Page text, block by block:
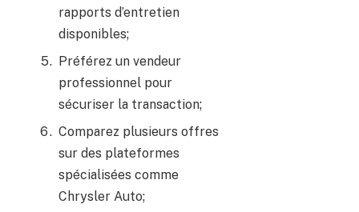
rapports d’entretien
disponibles;
Préférez un vendeur
professionnel pour
sécuriser la transaction;
Comparez plusieurs offres
sur des plateformes
spécialisées comme
Chrysler Auto;